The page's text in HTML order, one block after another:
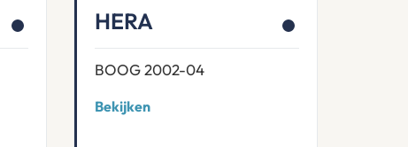
HERA
BOOG 2002-04
Bekijken